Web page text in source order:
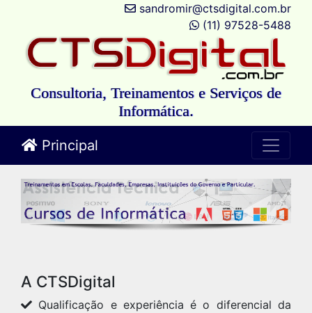
sandromir@ctsdigital.com.br
(11) 97528-5488
Consultoria, Treinamentos e Serviços de
Informática.
Principal
A CTSDigital
Qualificação e experiência é o diferencial da